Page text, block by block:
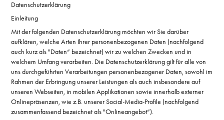
Datenschutzerklärung
Einleitung
Mit der folgenden Datenschutzerklärung möchten wir Sie darüber
aufklären, welche Arten Ihrer personenbezogenen Daten (nachfolgend
auch kurz als "Daten“ bezeichnet) wir zu welchen Zwecken und in
welchem Umfang verarbeiten. Die Datenschutzerklärung gilt für alle von
uns durchgeführten Verarbeitungen personenbezogener Daten, sowohl im
Rahmen der Erbringung unserer Leistungen als auch insbesondere auf
unseren Webseiten, in mobilen Applikationen sowie innerhalb externer
Onlinepräsenzen, wie z.B. unserer Social-Media-Profile (nachfolgend
zusammenfassend bezeichnet als "Onlineangebot“).